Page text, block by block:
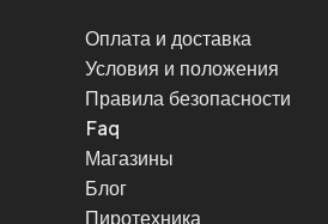
Оплата и доставка
Условия и положения
Правила безопасности
Faq
Магазины
Блог
Пиротехника